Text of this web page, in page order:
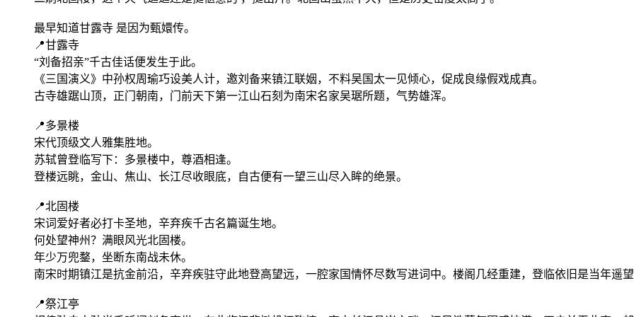
最早知道甘露寺 是因为甄嬛传。
📍甘露寺
“刘备招亲”千古佳话便发生于此。
《三国演义》中孙权周瑜巧设美人计，邀刘备来镇江联姻，不料吴国太一见倾心，促成良缘假戏成真。
古寺雄踞山顶，正门朝南，门前天下第一江山石刻为南宋名家吴琚所题，气势雄浑。
📍多景楼
宋代顶级文人雅集胜地。
苏轼曾登临写下：多景楼中，尊酒相逢。
登楼远眺，金山、焦山、长江尽收眼底，自古便有一望三山尽入眸的绝景。
📍北固楼
宋词爱好者必打卡圣地，辛弃疾千古名篇诞生地。
何处望神州？满眼风光北固楼。
年少万兜鍪，坐断东南战未休。
南宋时期镇江是抗金前沿，辛弃疾驻守此地登高望远，一腔家国情怀尽数写进词中。楼阁几经重建，登临依旧是当年遥望
📍祭江亭